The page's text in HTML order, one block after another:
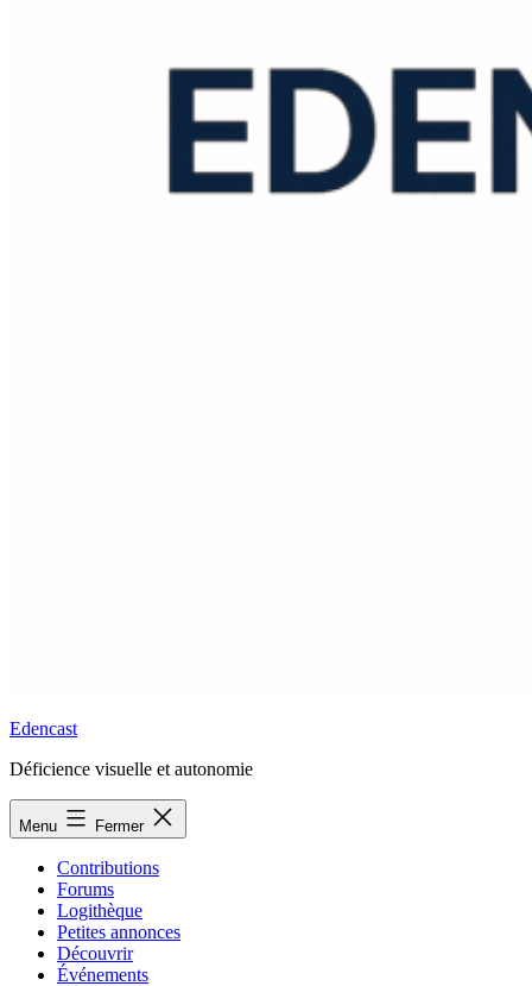
Edencast
Déficience visuelle et autonomie
Menu Fermer
Contributions
Forums
Logithèque
Petites annonces
Découvrir
Événements